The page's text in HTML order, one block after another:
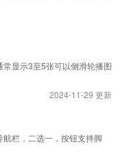
显示3至5张可以侧滑轮播图
2024-11-29 更新
栏，二选一，按钮支持脚